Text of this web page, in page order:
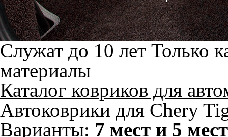
Служат до 10 лет Только
материалы
Каталог ковриков для
Автоковрики для Chery
Варианты: 7 мест и 5 мест